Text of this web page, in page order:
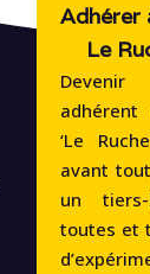
Adhérer
Le
adhérent
‘Le
avant
un
toutes et